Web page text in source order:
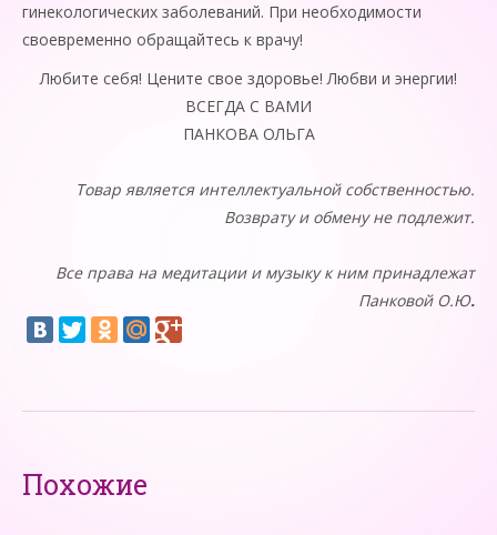
гинекологических заболеваний. При необходимости
своевременно обращайтесь к врачу!
Любите себя! Цените свое здоровье! Любви и энергии!
ВСЕГДА С ВАМИ
ПАНКОВА ОЛЬГА
Товар является интеллектуальной собственностью.
Возврату и обмену не подлежит.
Все права на медитации и музыку к ним принадлежат
Панковой О.Ю.
Похожие